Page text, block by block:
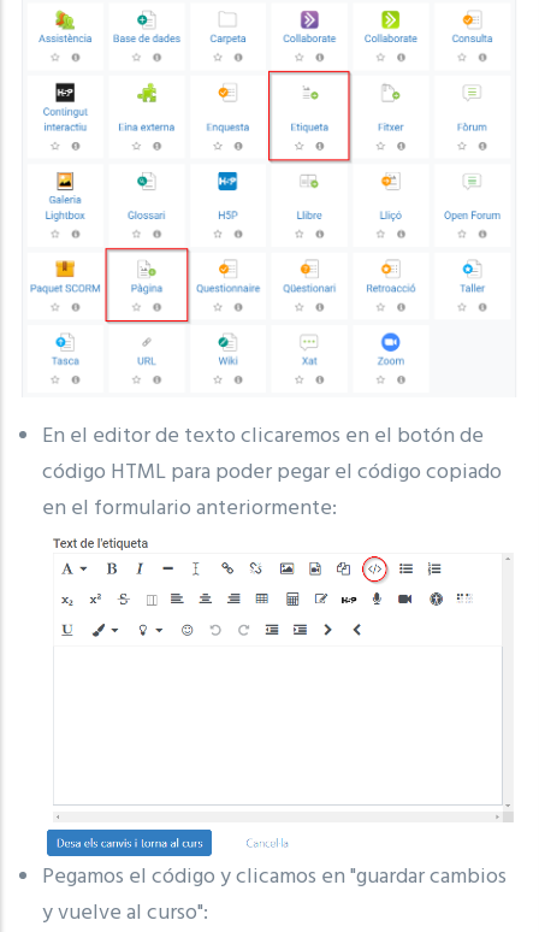
En el editor de texto clicaremos en el botón de
código HTML para poder pegar el código copiado
en el formulario anteriormente:
Pegamos el código y clicamos en "guardar cambios
y vuelve al curso":